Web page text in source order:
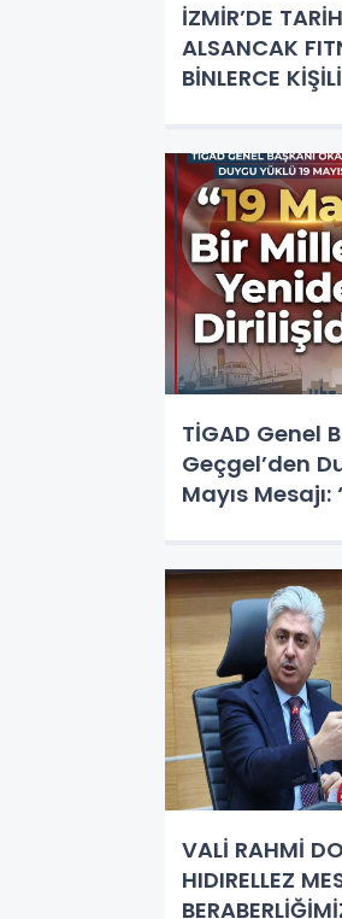
İZMİR’DE
ALSANCAK
BİNLERCE
TİGAD Genel
Geçgel’den
Mayıs Mesajı:
VALİ RAHMİ
HIDIRELLEZ